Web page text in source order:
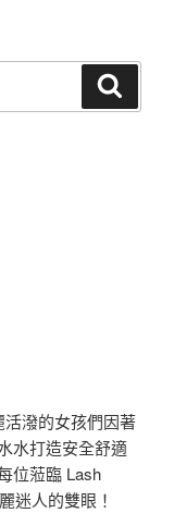
潑的女孩們因著
水打造安全舒適
位蒞臨 Lash
迷人的雙眼！